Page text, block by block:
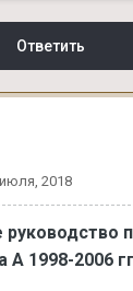
Ответить
2018
A 1998-2006